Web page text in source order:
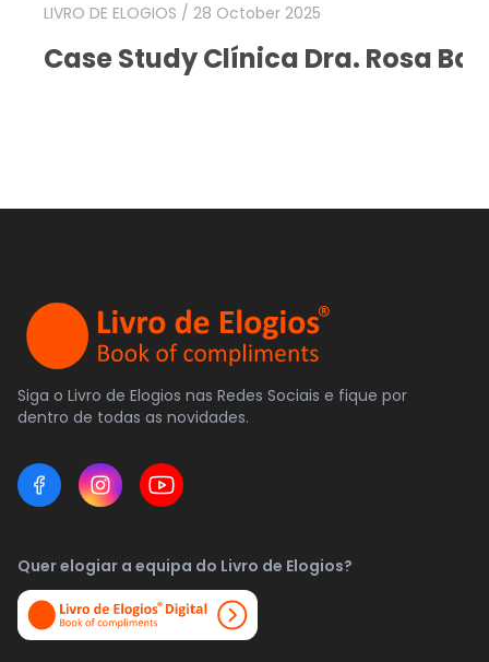
LIVRO DE ELOGIOS / 28 October 2025
Case Study Clínica Dra. Rosa
Siga o Livro de Elogios nas Redes Sociais e fique por
dentro de todas as novidades.
Quer elogiar a equipa do Livro de Elogios?